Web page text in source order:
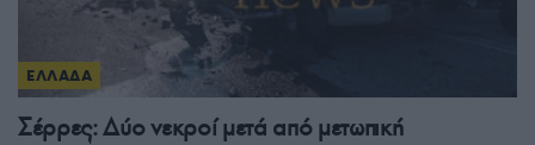
ΕΛΛΑΔΑ
Σέρρες: Δύο νεκροί μετά από μετωπική